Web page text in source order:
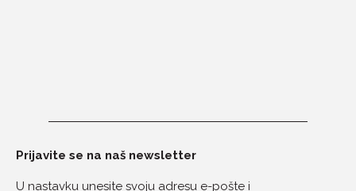
Prijavite se na naš newsletter
U nastavku unesite svoju adresu e-pošte i